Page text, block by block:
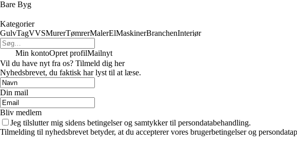
Bare Byg
Kategorier
GulvTagVVSMurerTømrerMalerElMaskinerBranchenInteriør
Min kontoOpret profilMailnyt
Vil du have nyt fra os? Tilmeld dig her
Nyhedsbrevet, du faktisk har lyst til at læse.
Din mail
Bliv medlem
Jeg tilslutter mig sidens betingelser og samtykker til persondatabehandling.
Tilmelding til nyhedsbrevet betyder, at du accepterer vores brugerbetingelser og